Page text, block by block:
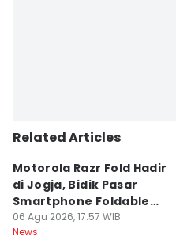
Related Articles
Motorola Razr Fold Hadir
di Jogja, Bidik Pasar
Smartphone Foldable
Premium
06 Agu 2026, 17:57 WIB
News